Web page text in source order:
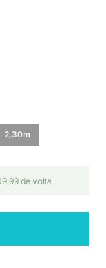
2,30m
de volta